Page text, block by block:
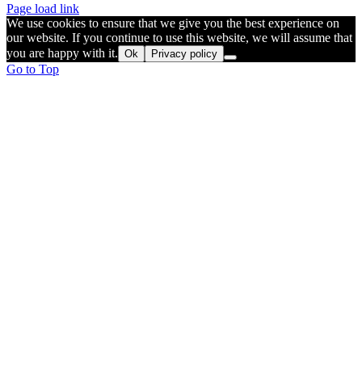
Page load link
We use cookies to ensure that we give you the best experience on
our website. If you continue to use this website, we will assume that
you are happy with it. Ok Privacy policy
Go to Top